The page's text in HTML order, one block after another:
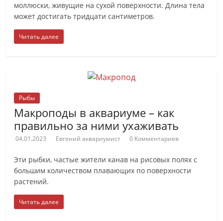
моллюски, живущие на сухой поверхности. Длина тела
может достигать тридцати сантиметров.
Читать далее
Рыбы
Макроподы в аквариуме – как
правильно за ними ухаживать
04.01.2023 Евгений аквариумист 0 Комментариев
Эти рыбки, частые жители канав на рисовых полях с
большим количеством плавающих по поверхности
растений.
Читать далее